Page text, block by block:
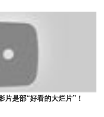
片是部“好看的大烂片”！